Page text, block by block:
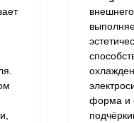
форма и